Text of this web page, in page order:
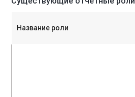
Название роли